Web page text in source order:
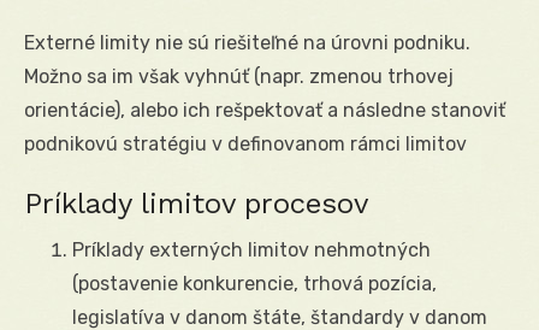
Externé limity nie sú riešiteľné na úrovni podniku.
Možno sa im však vyhnúť (napr. zmenou trhovej
orientácie), alebo ich rešpektovať a následne stanoviť
podnikovú stratégiu v definovanom rámci limitov
Príklady limitov procesov
Príklady externých limitov nehmotných
(postavenie konkurencie, trhová pozícia,
legislatíva v danom štáte, štandardy v danom